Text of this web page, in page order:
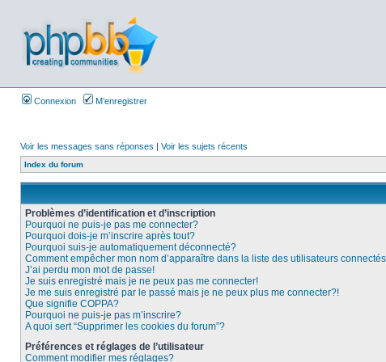
Connexion M’enregistrer
Voir les messages sans réponses | Voir les sujets récents
Index du forum
Problèmes d’identification et d’inscription
Pourquoi ne puis-je pas me connecter?
Pourquoi dois-je m’inscrire après tout?
Pourquoi suis-je automatiquement déconnecté?
Comment empêcher mon nom d’apparaître dans la liste des utilisateurs
J’ai perdu mon mot de passe!
Je suis enregistré mais je ne peux pas me connecter!
Je me suis enregistré par le passé mais je ne peux plus me connecter?!
Que signifie COPPA?
Pourquoi ne puis-je pas m’inscrire?
A quoi sert “Supprimer les cookies du forum”?
Préférences et réglages de l’utilisateur
Comment modifier mes réglages?